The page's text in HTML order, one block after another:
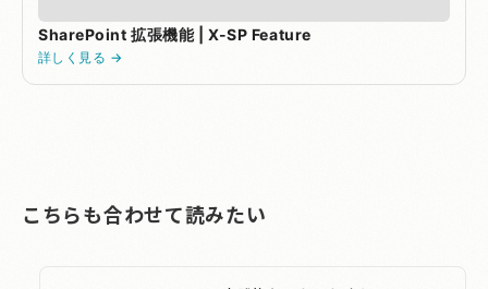
SharePoint 拡張機能 | X-SP Feature
詳しく見る →
こちらも合わせて読みたい